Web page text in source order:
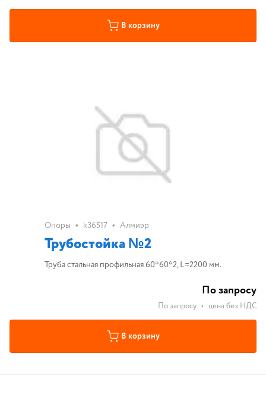
В корзину
Опоры • k36517 • Алмиэр
Трубостойка №2
Труба стальная профильная 60*60*2, L=2200 мм.
По запросу
По запросу • цена без НДС
В корзину